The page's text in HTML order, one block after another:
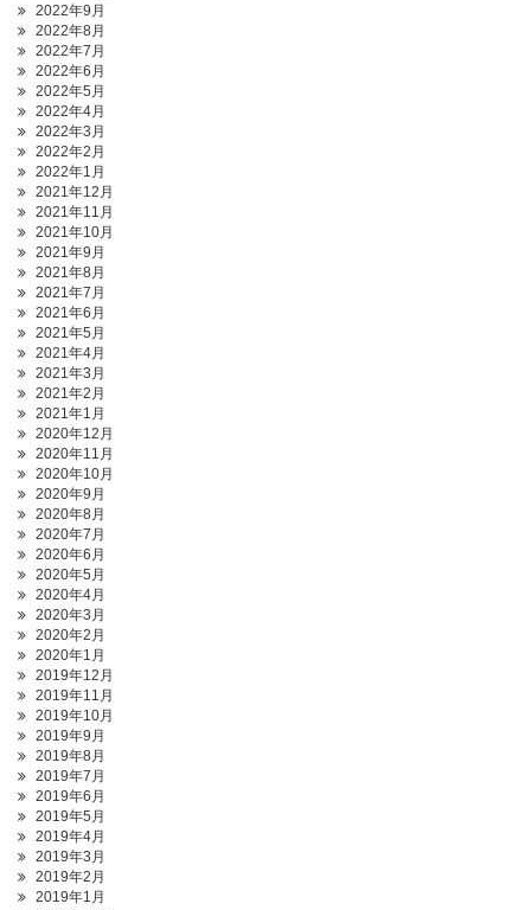
2022年9月
2022年8月
2022年7月
2022年6月
2022年5月
2022年4月
2022年3月
2022年2月
2022年1月
2021年12月
2021年11月
2021年10月
2021年9月
2021年8月
2021年7月
2021年6月
2021年5月
2021年4月
2021年3月
2021年2月
2021年1月
2020年12月
2020年11月
2020年10月
2020年9月
2020年8月
2020年7月
2020年6月
2020年5月
2020年4月
2020年3月
2020年2月
2020年1月
2019年12月
2019年11月
2019年10月
2019年9月
2019年8月
2019年7月
2019年6月
2019年5月
2019年4月
2019年3月
2019年2月
2019年1月